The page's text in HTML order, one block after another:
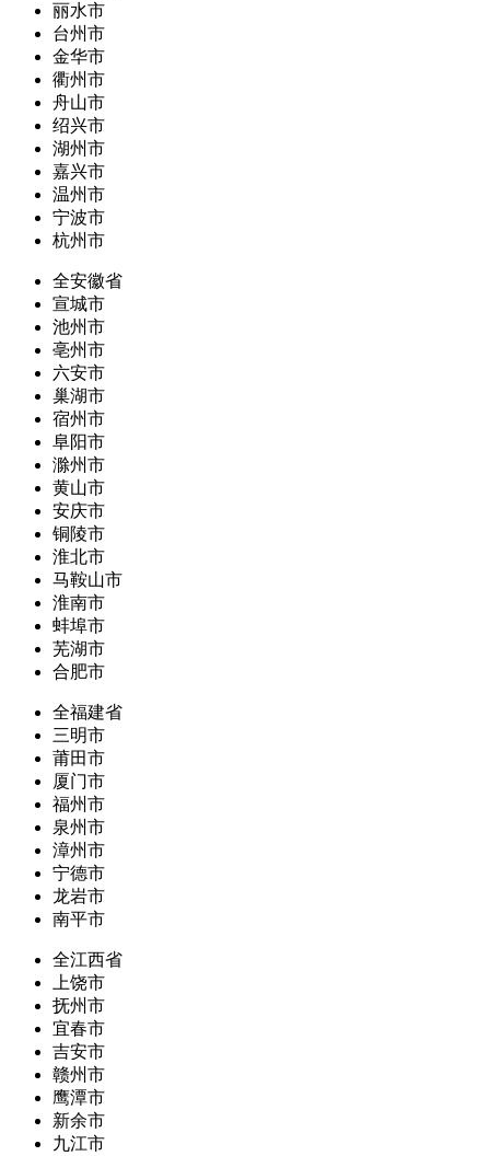
丽水市
台州市
金华市
衢州市
舟山市
绍兴市
湖州市
嘉兴市
温州市
宁波市
杭州市
全安徽省
宣城市
池州市
亳州市
六安市
巢湖市
宿州市
阜阳市
滁州市
黄山市
安庆市
铜陵市
淮北市
马鞍山市
淮南市
蚌埠市
芜湖市
合肥市
全福建省
三明市
莆田市
厦门市
福州市
泉州市
漳州市
宁德市
龙岩市
南平市
全江西省
上饶市
抚州市
宜春市
吉安市
赣州市
鹰潭市
新余市
九江市